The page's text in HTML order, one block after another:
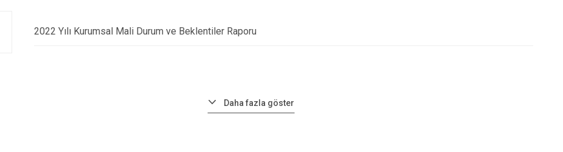
2022 Yılı Kurumsal Mali Durum ve Beklentiler Raporu
Daha fazla göster